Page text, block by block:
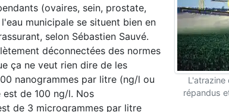
répandus
(ovaires, sein, prostate,
municipale se situent bien en
selon Sébastien Sauvé.
déconnectées des normes
ça ne veut rien dire de les
nanogrammes par litre (ng/l ou
de 100 ng/l. Nos
de 3 microgrammes par litre